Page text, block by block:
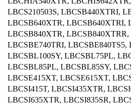
LBCS210503S, LBCSB440XTRI,
LBCSB640XTR, LBCSB640XTRI,
LBCSB840XTR, LBCSB840XTRR,
LBCSBE740TRI, LBCSBE840TS5,
LBCSBL100SY, LBCSBL75PL,
LBCSBL85PL, LBCSBL85SY,
LBCSE415XT, LBCSE615XT,
LBCSI415T, LBCSI435XTR,
LBCSI635XTR, LBCSI835SR,